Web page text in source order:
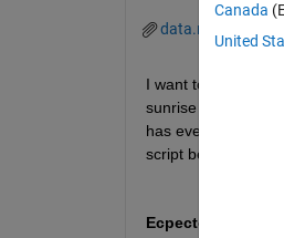
data.mat
I want to merge 2
sunrise sunset
has every 30
script becasue I
Ecpected outcome:
Canada
United